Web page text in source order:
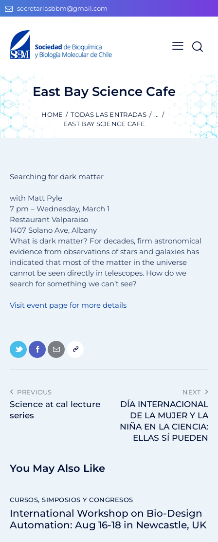
secretariasbbm@gmail.com
East Bay Science Cafe
HOME TODAS LAS ENTRADAS
...
EAST BAY SCIENCE CAFE
Searching for dark matter
with Matt Pyle
7 pm – Wednesday, March 1
Restaurant Valparaiso
1407 Solano Ave, Albany
What is dark matter? For decades, firm astronomical
evidence from observations of stars and galaxies has
indicated that most of the matter in the universe
cannot be seen directly in telescopes. How do we
search for something we can’t see?
Visit event page for more details
PREVIOUS
Science at cal lecture
series
NEXT
DÍA INTERNACIONAL
DE LA MUJER Y LA
NIÑA EN LA CIENCIA:
ELLAS SÍ PUEDEN
You May Also Like
CURSOS, SIMPOSIOS Y CONGRESOS
International Workshop on Bio-Design
Automation: Aug 16-18 in Newcastle, UK